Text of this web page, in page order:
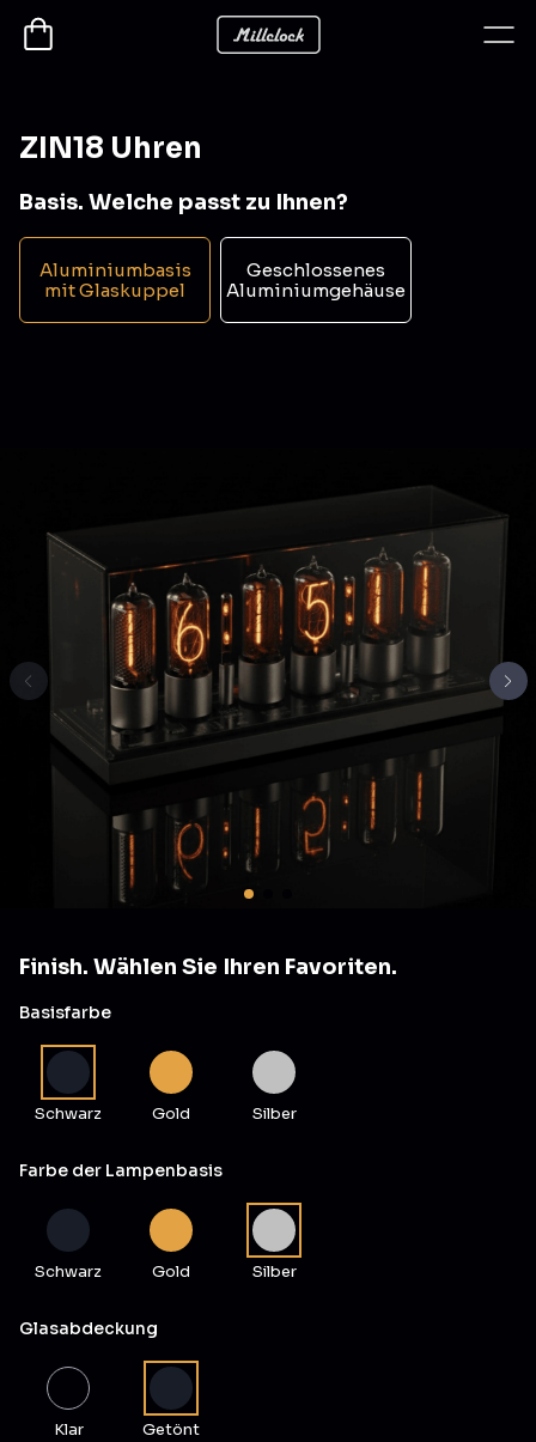
ZIN18 Uhren
Basis. Welche passt zu Ihnen?
Aluminiumbasis
mit Glaskuppel
Geschlossenes
Aluminiumgehäuse
Finish. Wählen Sie Ihren Favoriten.
Basisfarbe
Schwarz Gold Silber
Farbe der Lampenbasis
Schwarz Gold Silber
Glasabdeckung
Klar Getönt